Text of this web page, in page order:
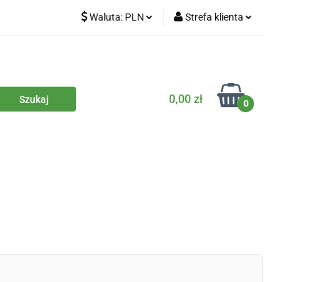
Waluta: PLN Strefa klienta
Dodaj zgłoszenie
0,00 zł 0